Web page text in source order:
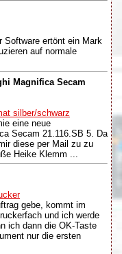
Software ertönt ein Mark
auf normale
Magnifica Secam
silber/schwarz
eine neue
Secam 21.116.SB 5. Da
diese per Mail zu zu
Heike Klemm ...
gebe, kommt im
und ich werde
ich dann die OK-Taste
nur die ersten